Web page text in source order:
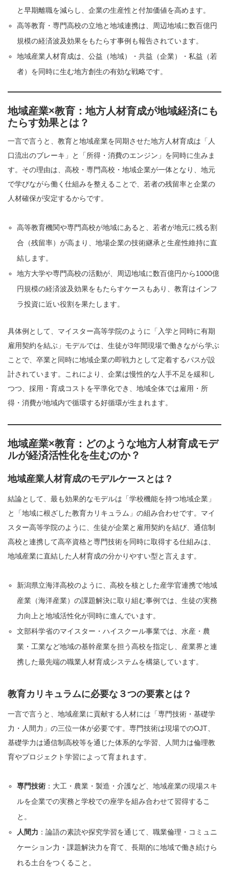
と早期離職を減らし、企業の生産性と付加価値を高めます。
高等教育・専門高校の立地と地域連携は、周辺地域に数百億円
規模の経済波及効果をもたらす事例も報告されています。
地域産業人材育成は、公益（地域）・共益（企業）・私益（若
者）を同時に生む地方創生の有効な戦略です。
地域産業×教育：地方人材育成が地域経済にも
たらす効果とは？
一言で言うと、教育と地域産業を同期させた地方人材育成は「人
口流出のブレーキ」と「所得・消費のエンジン」を同時に生みま
す。その理由は、高校・専門高校・地域企業が一体となり、地元
で学びながら働く仕組みを整えることで、若者の残留率と企業の
人材確保が安定するからです。
高等教育機関や専門高校が地域にあると、若者が地元に残る割
合（残留率）が高まり、地場企業の技術継承と生産性維持に直
結します。
地方大学や専門高校の活動が、周辺地域に数百億円から1000億
円規模の経済波及効果をもたらすケースもあり、教育はインフ
ラ投資に近い役割を果たします。
具体例として、マイスター高等学院のように「入学と同時に有期
雇用契約を結ぶ」モデルでは、生徒が3年間現場で働きながら学ぶ
ことで、卒業と同時に地域企業の即戦力として定着するパスが設
計されています。これにより、企業は慢性的な人手不足を緩和し
つつ、採用・育成コストを平準化でき、地域全体では雇用・所
得・消費が地域内で循環する好循環が生まれます。
地域産業×教育：どのような地方人材育成モデ
ルが経済活性化を生むのか？
地域産業人材育成のモデルケースとは？
結論として、最も効果的なモデルは「学校機能を持つ地域企業」
と「地域に根ざした教育カリキュラム」の組み合わせです。マイ
スター高等学院のように、生徒が企業と雇用契約を結び、通信制
高校と連携して高卒資格と専門技術を同時に取得する仕組みは、
地域産業に直結した人材育成の分かりやすい型と言えます。
新潟県立海洋高校のように、高校を核とした産学官連携で地域
産業（海洋産業）の課題解決に取り組む事例では、生徒の実務
力向上と地域活性化が同時に進んでいます。
文部科学省のマイスター・ハイスクール事業では、水産・農
業・工業など地域の基幹産業を担う高校を指定し、産業界と連
携した最先端の職業人材育成システムを構築しています。
教育カリキュラムに必要な３つの要素とは？
一言で言うと、地域産業に貢献する人材には「専門技術・基礎学
力・人間力」の三位一体が必要です。専門技術は現場でのOJT、
基礎学力は通信制高校等を通じた体系的な学習、人間力は倫理教
育やプロジェクト学習によって育まれます。
専門技術 ：大工・農業・製造・介護など、地域産業の現場スキ
ルを企業での実務と学校での座学を組み合わせて習得するこ
と。
人間力 ：論語の素読や探究学習を通じて、職業倫理・コミュニ
ケーション力・課題解決力を育て、長期的に地域で働き続けら
れる土台をつくること。